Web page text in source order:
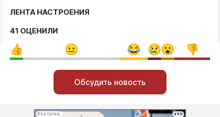
ЛЕНТА НАСТРОЕНИЯ
41 ОЦЕНИЛИ
Обсудить новость
РЕКЛАМА